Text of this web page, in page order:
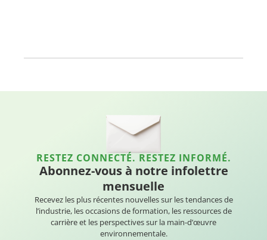
RESTEZ CONNECTÉ. RESTEZ INFORMÉ.
Abonnez-vous à notre infolettre
mensuelle
Recevez les plus récentes nouvelles sur les tendances de
l’industrie, les occasions de formation, les ressources de
carrière et les perspectives sur la main-d’œuvre
environnementale.